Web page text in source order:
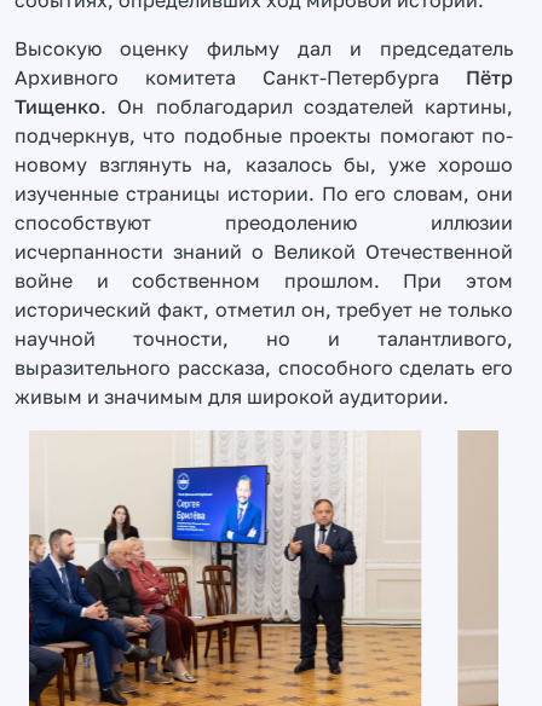
Высокую оценку фильму дал и председатель
Архивного комитета Санкт-Петербурга Пётр
Тищенко. Он поблагодарил создателей картины,
подчеркнув, что подобные проекты помогают по-
новому взглянуть на, казалось бы, уже хорошо
изученные страницы истории. По его словам, они
способствуют преодолению иллюзии
исчерпанности знаний о Великой Отечественной
войне и собственном прошлом. При этом
исторический факт, отметил он, требует не только
научной точности, но и талантливого,
выразительного рассказа, способного сделать его
живым и значимым для широкой аудитории.